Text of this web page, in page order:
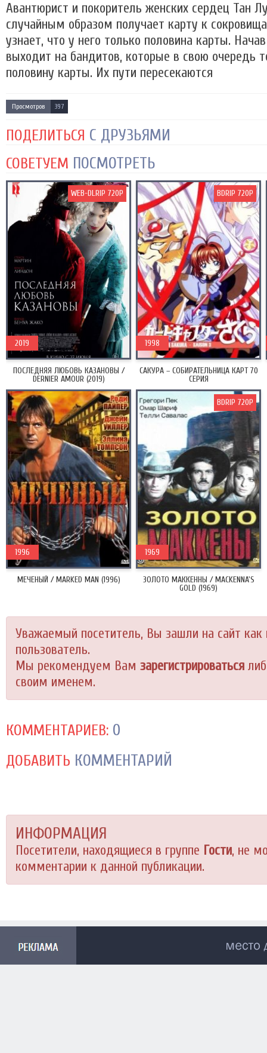
Авантюрист и покоритель женских сердец Тан
случайным образом получает карту к
узнает, что у него только половина карты.
выходит на бандитов, которые в свою очередь
половину карты. Их пути пересекаются
Просмотров 397
ПОДЕЛИТЬСЯ С ДРУЗЬЯМИ
СОВЕТУЕМ ПОСМОТРЕТЬ
ПОСЛЕДНЯЯ ЛЮБОВЬ КАЗАНОВЫ /
DERNIER AMOUR (2019)
2019
WEB-DLRIP 720P
САКУРА – СОБИРАТЕЛЬНИЦА КАРТ 70
СЕРИЯ
1998
BDRIP 720P
МЕЧЕНЫЙ / MARKED MAN (1996)
1996
ЗОЛОТО МАККЕННЫ / MACKENNA'S
GOLD (1969)
1969
BDRIP 720P
Уважаемый посетитель, Вы зашли на сайт как
пользователь.
Мы рекомендуем Вам зарегистрироваться
своим именем.
КОММЕНТАРИЕВ: 0
ДОБАВИТЬ КОММЕНТАРИЙ
ИНФОРМАЦИЯ
Посетители, находящиеся в группе Гости, не
комментарии к данной публикации.